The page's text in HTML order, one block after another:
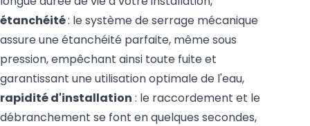
étanchéité: le système de serrage mécanique
assure une étanchéité parfaite, même sous
pression, empêchant ainsi toute fuite et
garantissant une utilisation optimale de l'eau,
rapidité d'installation : le raccordement et le
débranchement se font en quelques secondes,